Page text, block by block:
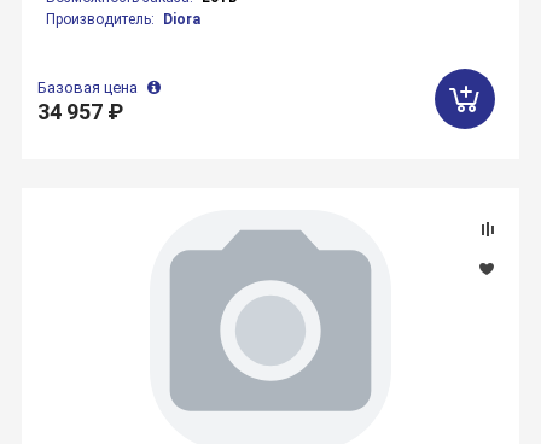
Производитель:
Diora
Базовая цена
34 957 ₽